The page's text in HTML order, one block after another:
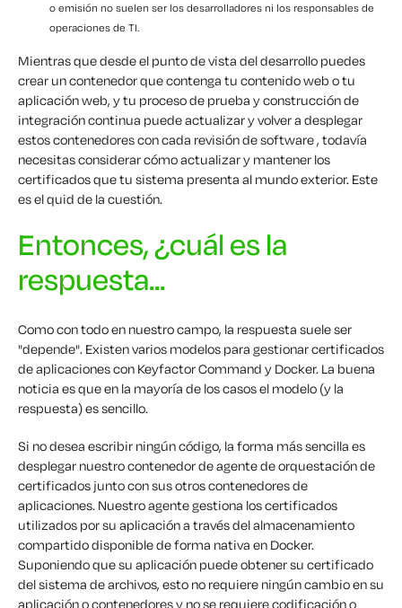
o emisión no suelen ser los desarrolladores ni los responsables de
operaciones de TI.
Mientras que desde el punto de vista del desarrollo puedes
crear un contenedor que contenga tu contenido web o tu
aplicación web, y tu proceso de prueba y construcción de
integración continua puede actualizar y volver a desplegar
estos contenedores con cada revisión de software , todavía
necesitas considerar cómo actualizar y mantener los
certificados que tu sistema presenta al mundo exterior. Este
es el quid de la cuestión.
Entonces, ¿cuál es la
respuesta...
Como con todo en nuestro campo, la respuesta suele ser
"depende". Existen varios modelos para gestionar certificados
de aplicaciones con Keyfactor Command y Docker. La buena
noticia es que en la mayoría de los casos el modelo (y la
respuesta) es sencillo.
Si no desea escribir ningún código, la forma más sencilla es
desplegar nuestro contenedor de agente de orquestación de
certificados junto con sus otros contenedores de
aplicaciones. Nuestro agente gestiona los certificados
utilizados por su aplicación a través del almacenamiento
compartido disponible de forma nativa en Docker.
Suponiendo que su aplicación puede obtener su certificado
del sistema de archivos, esto no requiere ningún cambio en su
aplicación o contenedores y no se requiere codificación o